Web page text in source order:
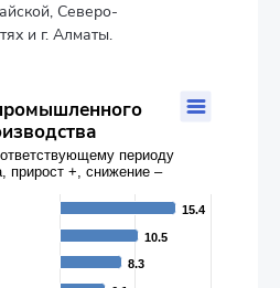
Северо-
и г. Алматы.
производства
периоду прошлого
categories.
displaying values. Data ranges from -
периоду
прирост +, снижение –
15.4
15.4
10.5
10.5
8.3
8.3